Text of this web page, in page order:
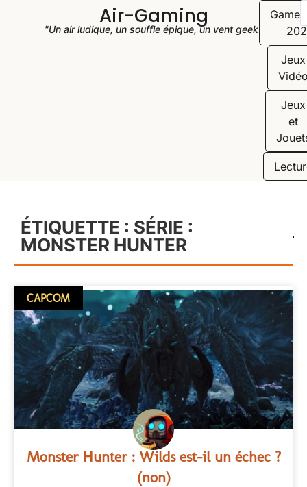
Air-Gaming
"Un air ludique, un souffle épique, un vent geek"
Jeux
Jeux
et
ÉTIQUETTE : SÉRIE :
MONSTER HUNTER
CAPCOM
Monster Hunter : Wilds est-il un échec ?
(non)